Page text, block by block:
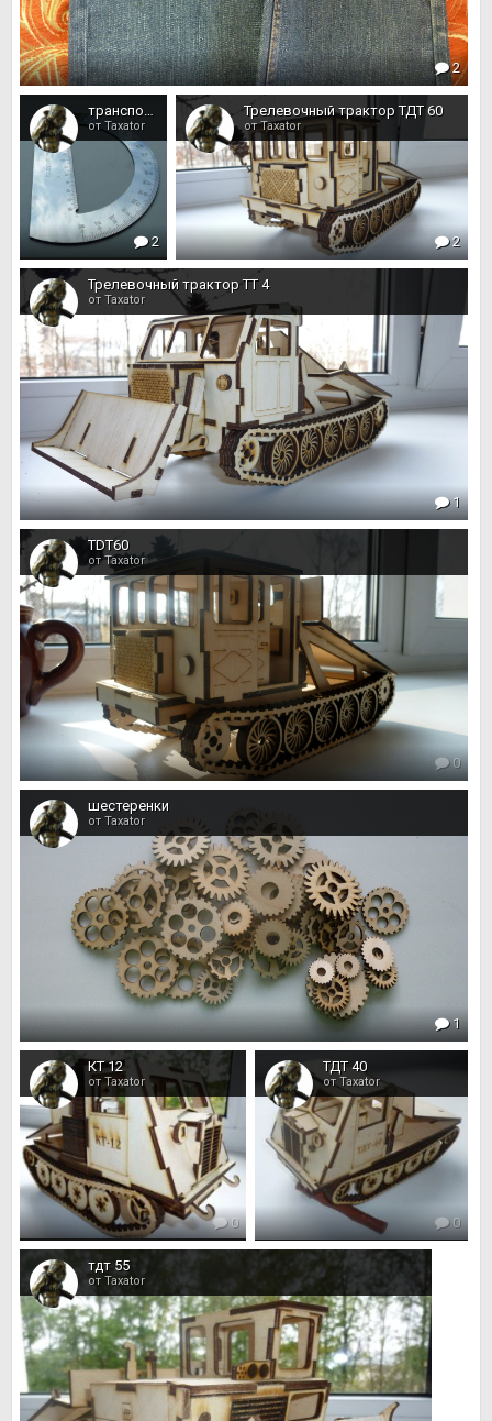
2
транспортир
от Taxator
2
Трелевочный трактор ТДТ 60
от Taxator
2
Трелевочный трактор ТТ 4
от Taxator
1
TDT60
от Taxator
0
шестеренки
от Taxator
1
КТ 12
от Taxator
0
ТДТ 40
от Taxator
0
тдт 55
от Taxator